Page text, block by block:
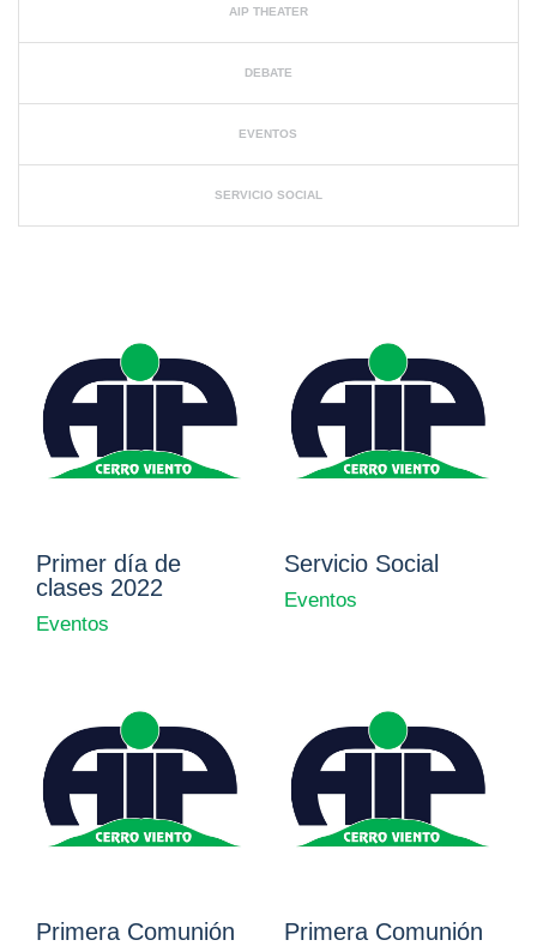
AIP THEATER
DEBATE
EVENTOS
SERVICIO SOCIAL
Primer día de
clases 2022
Eventos
Servicio Social
Eventos
Primera Comunión Primera Comunión